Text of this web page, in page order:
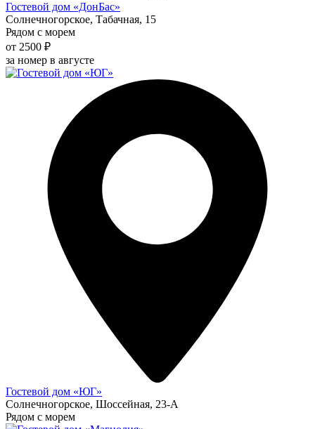
Гостевой дом «ДонБас»
Солнечногорское, Табачная, 15
Рядом с морем
от 2500 ₽
за номер в августе
Гостевой дом «ЮГ»
Солнечногорское, Шоссейная, 23-А
Рядом с морем